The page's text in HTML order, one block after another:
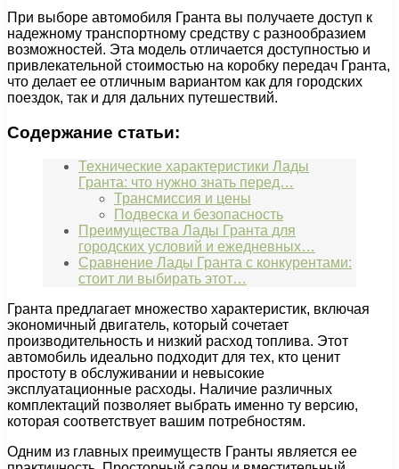
При выборе автомобиля Гранта вы получаете доступ к
надежному транспортному средству с разнообразием
возможностей. Эта модель отличается доступностью и
привлекательной стоимостью на коробку передач Гранта,
что делает ее отличным вариантом как для городских
поездок, так и для дальних путешествий.
Содержание статьи:
Технические характеристики Лады
Гранта: что нужно знать перед…
Трансмиссия и цены
Подвеска и безопасность
Преимущества Лады Гранта для
городских условий и ежедневных…
Сравнение Лады Гранта с конкурентами:
стоит ли выбирать этот…
Гранта предлагает множество характеристик, включая
экономичный двигатель, который сочетает
производительность и низкий расход топлива. Этот
автомобиль идеально подходит для тех, кто ценит
простоту в обслуживании и невысокие
эксплуатационные расходы. Наличие различных
комплектаций позволяет выбрать именно ту версию,
которая соответствует вашим потребностям.
Одним из главных преимуществ Гранты является ее